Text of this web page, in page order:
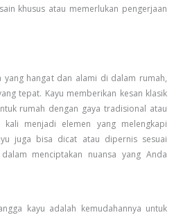
khusus atau memerlukan pengerjaan
yang hangat dan alami di dalam rumah,
tepat. Kayu memberikan kesan klasik
rumah dengan gaya tradisional atau
menjadi elemen yang melengkapi
juga bisa dicat atau dipernis sesuai
menciptakan nuansa yang Anda
kayu adalah kemudahannya untuk